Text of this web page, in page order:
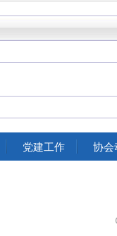
党建工作 协会